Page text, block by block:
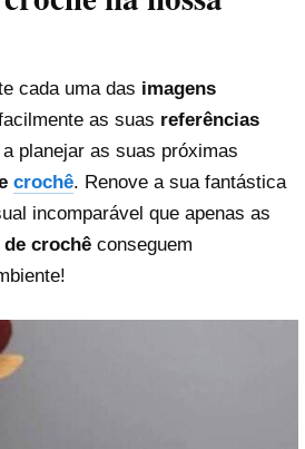
cada uma das imagens
as suas referências
planejar as suas próximas
crochê. Renove a sua fantástica
incomparável que apenas as
crochê conseguem